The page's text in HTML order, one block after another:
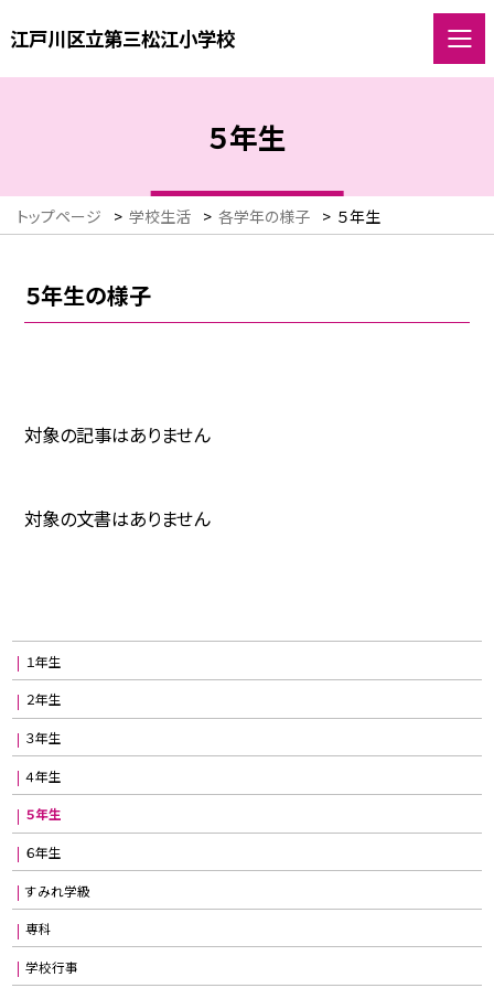
江戸川区立第三松江小学校
５年生
トップページ > 学校生活 > 各学年の様子 > ５年生
５年生の様子
対象の記事はありません
対象の文書はありません
１年生
２年生
３年生
４年生
５年生
６年生
すみれ学級
専科
学校行事